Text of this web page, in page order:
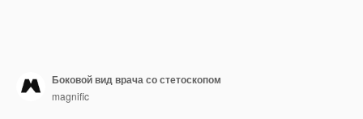
Боковой вид врача со стетоскопом
magnific